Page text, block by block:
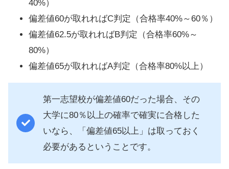
40%）
偏差値60が取れればC判定（合格率40%～60％）
偏差値62.5が取れればB判定（合格率60%～
80%）
偏差値65が取れればA判定（合格率80%以上）
第一志望校が偏差値60だった場合、その
大学に80％以上の確率で確実に合格した
いなら、「偏差値65以上」は取っておく
必要があるということです。